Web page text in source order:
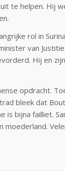
te helpen. Hij
rol in
van
Hij en
opdracht.
bleek dat
is bijna failliet.
moederland.